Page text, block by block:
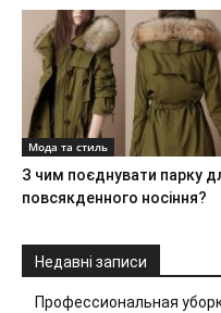
Мода та стиль
З чим поєднувати парку
повсякденного носіння?
Недавні записи
Профессиональная